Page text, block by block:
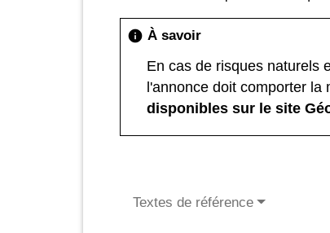
info À savoir
En cas de risques naturels
l'annonce doit comporter la
disponibles sur le site
Textes de référence